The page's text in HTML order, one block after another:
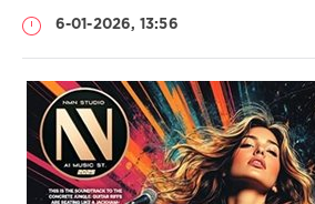
6-01-2026, 13:56
Музыка
drakon-
55